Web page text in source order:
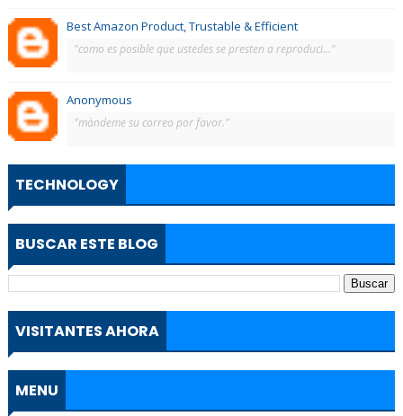
Best Amazon Product, Trustable & Efficient
"como es posible que ustedes se presten a reproduci..."
Anonymous
"màndeme su correo por favor."
TECHNOLOGY
BUSCAR ESTE BLOG
VISITANTES AHORA
MENU